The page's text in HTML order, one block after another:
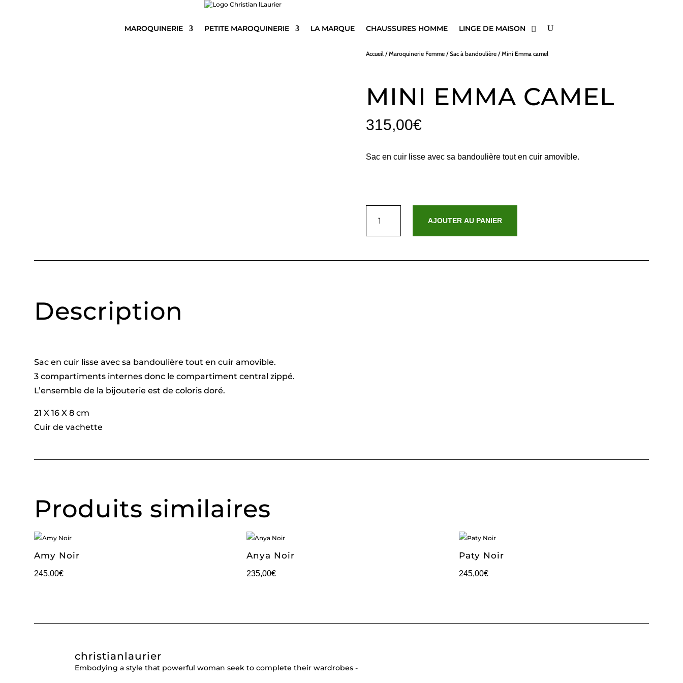
MAROQUINERIE PETITE MAROQUINERIE LA MARQUE CHAUSSURES HOMME LINGE DE MAISON
Accueil /Maroquinerie Femme /Sac à bandoulière / Mini Emma camel
MINI EMMA CAMEL
315,00€
Sac en cuir lisse avec sa bandoulière tout en cuir amovible.
Emma
AJOUTER AU PANIER
Description
Sac en cuir lisse avec sa bandoulière tout en cuir amovible.
3 compartiments internes donc le compartiment central zippé.
L’ensemble de la bijouterie est de coloris doré.
21 X 16 X 8 cm
Cuir de vachette
Produits similaires
Amy Noir
245,00€
Anya Noir
235,00€
Paty Noir
245,00€
christianlaurier
Embodying a style that powerful woman seek to complete their wardrobes -